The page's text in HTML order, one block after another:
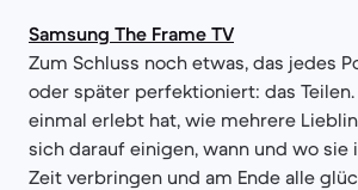
Samsung The Frame TV
Zum Schluss noch etwas, das jedes
oder später perfektioniert: das
einmal erlebt hat, wie mehrere
sich darauf einigen, wann und wo sie
Zeit verbringen und am Ende alle